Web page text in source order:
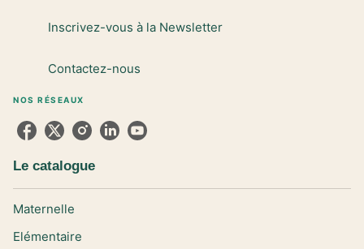
Inscrivez-vous à la Newsletter
Contactez-nous
NOS RÉSEAUX
Le catalogue
Maternelle
Elémentaire